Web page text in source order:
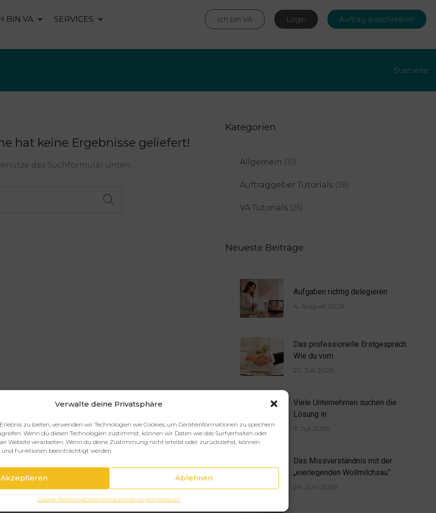
Verwalte deine Privatsphäre
zu bieten, verwenden wir Technologien wie Cookies, um Geräteinformationen zu speichern
Wenn du diesen Technologien zustimmst, können wir Daten wie das Surfverhalten oder
Website verarbeiten. Wenn du deine Zustimmung nicht erteilst oder zurückziehst, können
Funktionen beeinträchtigt werden.
Akzeptieren Ablehnen
Cookie-RichtlinieDatenschutzerklärungImpressum
BIN VA SERVICES Ich bin VA Login Auftrag ausschreiben
Startseite
hat keine Ergebnisse geliefert!
das Suchformular unten.
Kategorien
Allgemein (19)
Auftraggeber Tutorials (38)
VA Tutorials (26)
Neueste Beiträge
Aufgaben richtig delegieren
4. August 2026
Das professionelle Erstgespräch:
Wie du vom
22. Juli 2026
Viele Unternehmen suchen die
Lösung in
7. Juli 2026
Das Missverständnis mit der
„eierlegenden Wollmilchsau“:
24. Juni 2026